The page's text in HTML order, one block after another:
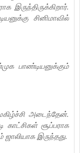
இருந்திருக்கிறார்.
சினிமாவில்
பாண்டியனுக்கும்
அடைந்தேன்.
காட்சிகள் சூப்பராக
இருந்தது.